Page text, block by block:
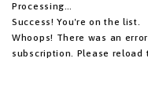
Processing…
Success! You're on the list.
Whoops! There was an
subscription. Please reload